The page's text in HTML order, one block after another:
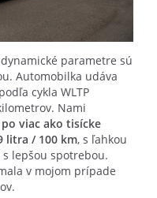
parametre sú
Automobilka udáva
cykla WLTP
Nami
viac ako tisícke
litra / 100 km, s ľahkou
lepšou spotrebou.
v mojom prípade